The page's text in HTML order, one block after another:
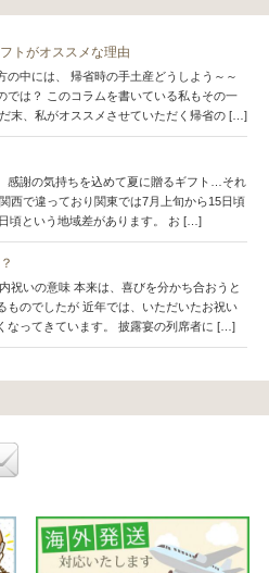
トがオススメな理由
中には、 帰省時の手土産どうしよう～～
では？ このコラムを書いている私もその一
末、私がオススメさせていただく帰省の […]
感謝の気持ちを込めて夏に贈るギフト…それ
西で違っており関東では7月上旬から15日頃
頃という地域差があります。 お […]
祝いの意味 本来は、喜びを分かち合おうと
ものでしたが 近年では、いただいたお祝い
なってきています。 披露宴の列席者に […]